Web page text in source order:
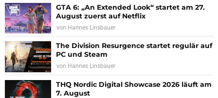
GTA 6: „An Extended Look“ startet am 27.
August zuerst auf Netflix
von Hannes Linsbauer
The Division Resurgence startet regulär auf
PC und Steam
von Hannes Linsbauer
THQ Nordic Digital Showcase 2026 läuft am
7. August